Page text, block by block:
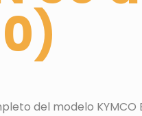
del modelo KYMCO